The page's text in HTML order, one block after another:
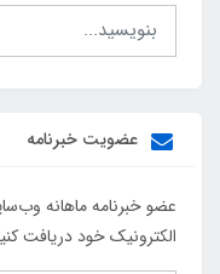
عضویت خبرنامه
عضو خبرنامه ماهانه
الکترونیک خود دریافت